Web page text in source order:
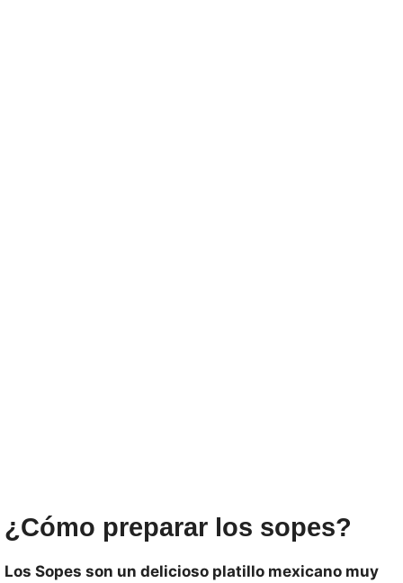
¿Cómo preparar los sopes?
Los Sopes son un delicioso platillo mexicano muy